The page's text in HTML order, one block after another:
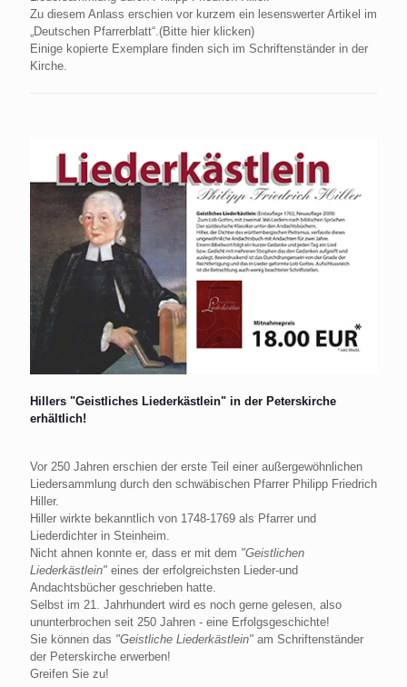
Zu diesem Anlass erschien vor kurzem ein lesenswerter Artikel im
„Deutschen Pfarrerblatt“.(Bitte hier klicken)
Einige kopierte Exemplare finden sich im Schriftenständer in der
Kirche.
Hillers "Geistliches Liederkästlein" in der Peterskirche
erhältlich!
Vor 250 Jahren erschien der erste Teil einer außergewöhnlichen
Liedersammlung durch den schwäbischen Pfarrer Philipp Friedrich
Hiller.
Hiller wirkte bekanntlich von 1748-1769 als Pfarrer und
Liederdichter in Steinheim.
Nicht ahnen konnte er, dass er mit dem "Geistlichen
Liederkästlein" eines der erfolgreichsten Lieder-und
Andachtsbücher geschrieben hatte.
Selbst im 21. Jahrhundert wird es noch gerne gelesen, also
ununterbrochen seit 250 Jahren - eine Erfolgsgeschichte!
Sie können das "Geistliche Liederkästlein" am Schriftenständer
der Peterskirche erwerben!
Greifen Sie zu!